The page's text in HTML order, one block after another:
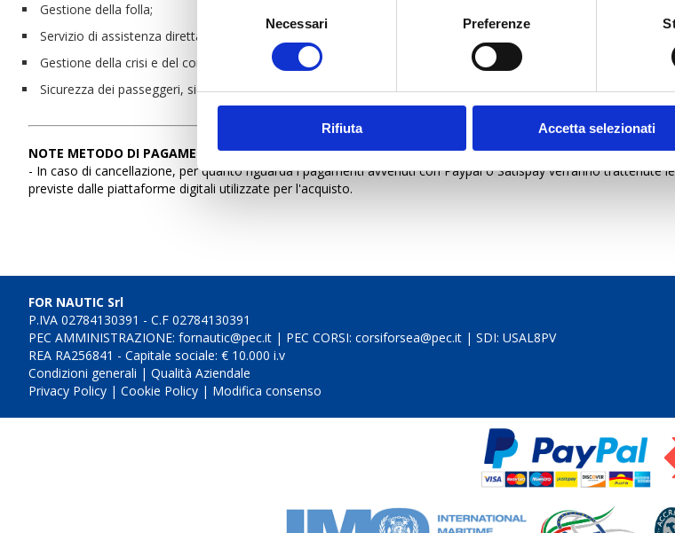
consenso
Necessari Preferenze
Rifiuta Accetta selezionati
Gestione della folla;
Servizio di assistenza diretta ai passeggeri negli spazi a loro dedicati;
Gestione della crisi e del comportamento umano;
Sicurezza dei passeggeri, sicurezza del carico e integrità dello scafo.
NOTE METODO DI PAGAMENTO:
- In caso di cancellazione, per quanto riguarda i pagamenti avvenuti con Paypal o Satispay verranno trattenute
previste dalle piattaforme digitali utilizzate per l'acquisto.
FOR NAUTIC Srl
P.IVA 02784130391 - C.F 02784130391
PEC AMMINISTRAZIONE: fornautic@pec.it | PEC CORSI: corsiforsea@pec.it | SDI: USAL8PV
REA RA256841 - Capitale sociale: € 10.000 i.v
Condizioni generali | Qualità Aziendale
Privacy Policy | Cookie Policy | Modifica consenso